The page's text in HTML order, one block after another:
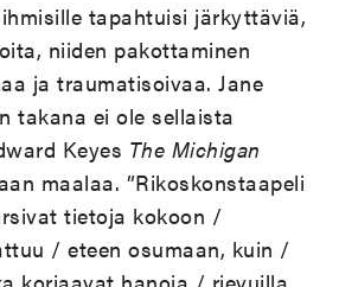
tapahtuisi järkyttäviä,
niiden pakottaminen
ja traumatisoivaa. Jane
takana ei ole sellaista
Keyes The Michigan
maalaa. ”Rikoskonstaapeli
tietoja kokoon /
/ eteen osumaan, kuin /